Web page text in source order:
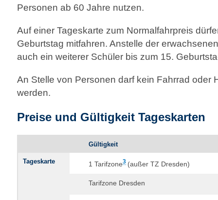
Personen ab 60 Jahre nutzen.
Auf einer Tageskarte zum Normalfahrpreis
Geburtstag mitfahren. Anstelle der
auch ein weiterer Schüler bis zum 15.
An Stelle von Personen darf kein Fahrrad oder
werden.
Preise und Gültigkeit Tageskarten
Gültigkeit
Tageskarte 1 Tarifzone3 (außer TZ Dresden)
Tarifzone Dresden